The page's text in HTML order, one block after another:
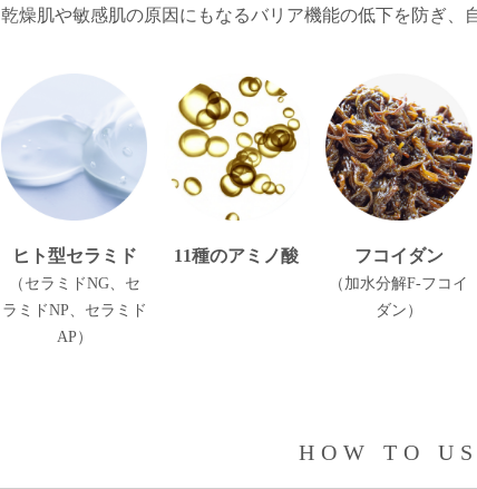
乾燥肌や敏感肌の原因にもなるバリア機能の低下を防ぎ、
ヒト型セラミド
（セラミドNG、セ
ラミドNP、セラミド
AP）
11種のアミノ酸 フコイダン
（加水分解F-フコイ
ダン）
HOW TO